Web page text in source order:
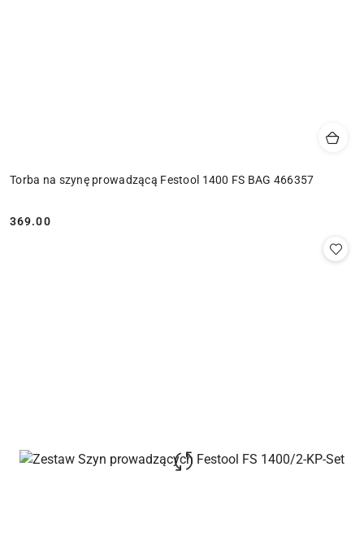
Torba na szynę prowadzącą Festool 1400 FS BAG 466357
Cena:
369.00